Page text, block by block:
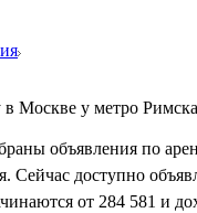
в Москве у метро
объявления по
Сейчас доступно
от 284 581 и